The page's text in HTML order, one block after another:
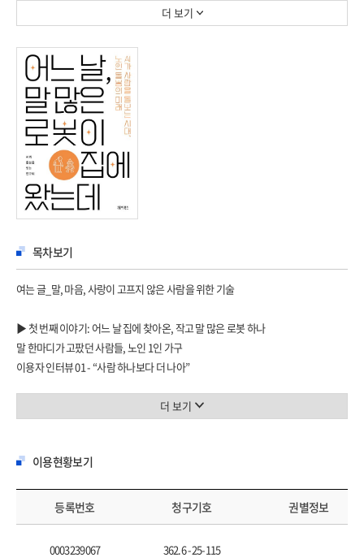
더 보기
목차보기
여는 글_말, 마음, 사랑이 고프지 않은 사람을 위한 기술
▶ 첫 번째 이야기: 어느 날 집에 찾아온, 작고 말 많은 로봇 하나
말 한마디가 고팠던 사람들, 노인 1인 가구
이용자 인터뷰 01 - “사람 하나보다 더 나아”
이용자 인터뷰 02 - “로봇 때문에 많이 웃어요”
마음을 채우고 정서를 보듬는 긍정의 언어
▶ 두 번째 이야기: 기술의 변화로 만든 일상의 변화
AI가 챙겨 주는 하루 리듬
더 보기
이용현황보기
등록번호 청구기호 권별정보
0003239067 362.6 -25-115